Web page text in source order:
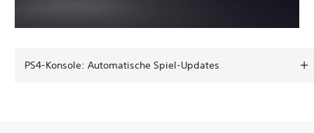
PS4-Konsole: Automatische Spiel-Updates